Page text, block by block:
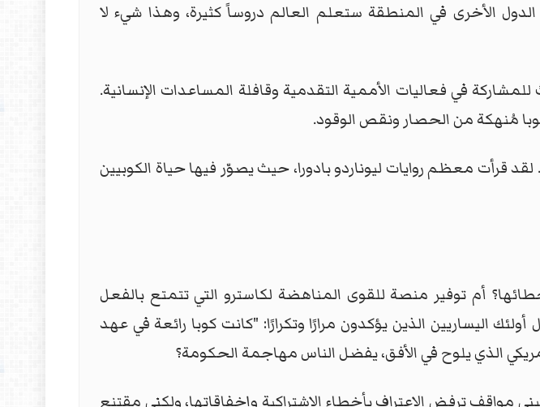
الأخرى في المنطقة ستعلم العالم دروساً كثيرة، وهذا شيء لا
في فعاليات الأممية التقدمية وقافلة المساعدات الإنسانية.
معظم روايات ليوناردو بادورا، حيث يصوّر فيها حياة الكوبيين
أم توفير منصة للقوى المناهضة لكاسترو التي تتمتع بالفعل
اليساريين الذين يؤكدون مرارًا وتكرارًا: "كانت كوبا رائعة في عهد
الذي يلوح في الأفق، يفضل الناس مهاجمة الحكومة؟
مواقف ترفض الاعتراف بأخطاء الاشتراكية وإخفاقاتها، ولكني مقتنع